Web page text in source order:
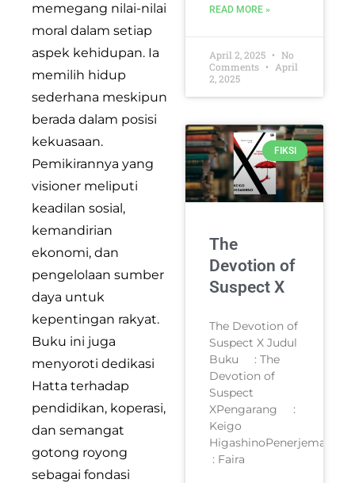
memegang nilai-nilai
moral dalam setiap
aspek kehidupan. Ia
memilih hidup
sederhana meskipun
berada dalam posisi
kekuasaan.
Pemikirannya yang
visioner meliputi
keadilan sosial,
kemandirian
ekonomi, dan
pengelolaan sumber
daya untuk
kepentingan rakyat.
Buku ini juga
menyoroti dedikasi
Hatta terhadap
pendidikan, koperasi,
dan semangat
gotong royong
sebagai fondasi
READ MORE »
April 2, 2025
No
Comments
April
2, 2025
FIKSI
The
Devotion of
Suspect X
The Devotion of
Suspect X Judul
Buku : The
Devotion of
Suspect
XPengarang :
Keigo
HigashinoPenerjemah
: Faira